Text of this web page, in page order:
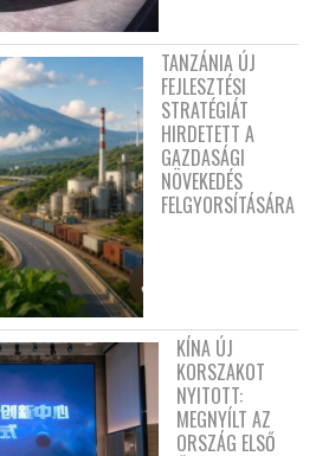
TANZÁNIA ÚJ
FEJLESZTÉSI
STRATÉGIÁT
HIRDETETT A
GAZDASÁGI
NÖVEKEDÉS
FELGYORSÍTÁSÁRA
KÍNA ÚJ
KORSZAKOT
NYITOTT:
MEGNYÍLT AZ
ORSZÁG ELSŐ